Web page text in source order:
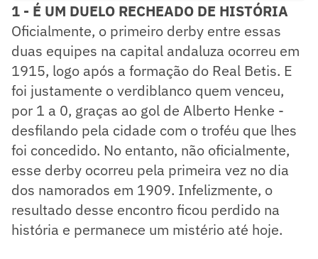
1 - É UM DUELO RECHEADO DE HISTÓRIA
Oficialmente, o primeiro derby entre essas
duas equipes na capital andaluza ocorreu em
1915, logo após a formação do Real Betis. E
foi justamente o verdiblanco quem venceu,
por 1 a 0, graças ao gol de Alberto Henke -
desfilando pela cidade com o troféu que lhes
foi concedido. No entanto, não oficialmente,
esse derby ocorreu pela primeira vez no dia
dos namorados em 1909. Infelizmente, o
resultado desse encontro ficou perdido na
história e permanece um mistério até hoje.